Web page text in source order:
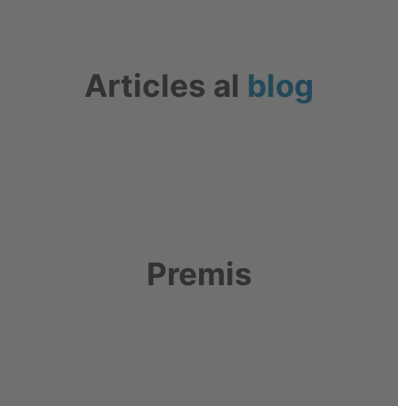
Articles al blog
Premis